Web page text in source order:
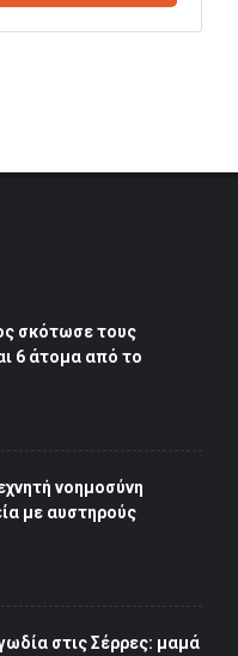
σκότωσε τους
6 άτομα από το
νοημοσύνη
με αυστηρούς
στις Σέρρες: μαμά